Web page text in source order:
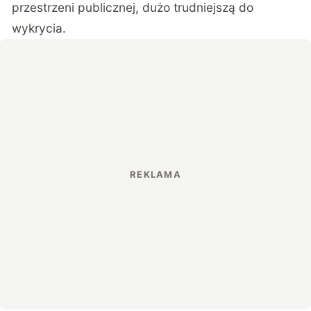
przestrzeni publicznej, dużo trudniejszą do
wykrycia.